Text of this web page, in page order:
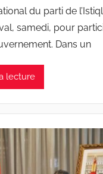
du parti de
samedi, pour
Dans un
lecture